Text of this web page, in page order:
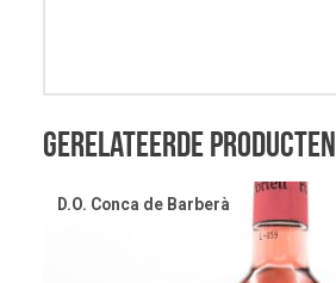
Gerelateerde producten
D.O. Conca de Barberà